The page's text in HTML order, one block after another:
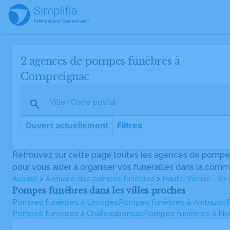
2 agences de pompes funèbres à
Compreignac
Ville/Code postal
Ouvert actuellement Filtres
Pompes Funèbres RONDET
Agence vérifiée
4
(11)
28 Avenue Jean Moulin, 87140 Compreignac
Centre Funéraire Lejeune
Retrouvez sur cette page toutes les agences de
pour vous aider à organiser vos funérailles dans la
Accueil > Annuaire des pompes funèbres > Haute-Vienne - 87
Pompes funèbres dans les villes proches
Pompes funèbres à LimogesPompes funèbres à Ambazac
Pompes funèbres à ChâteauponsacPompes funèbres à